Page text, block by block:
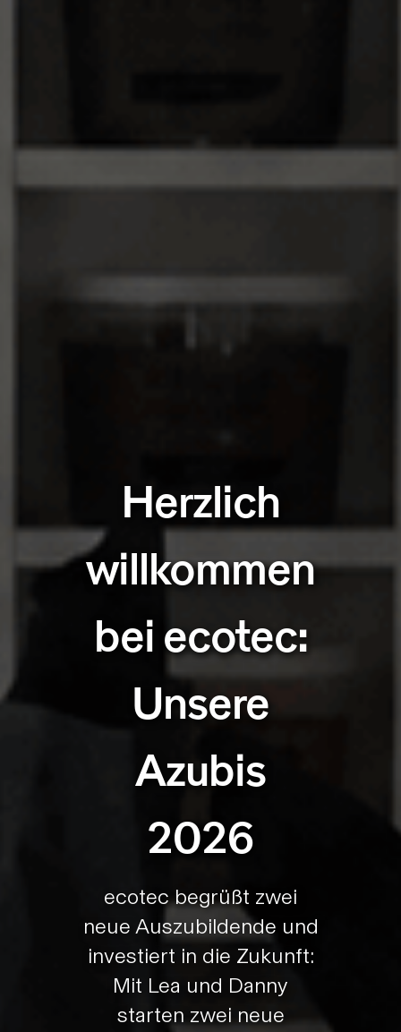
Herzlich
willkommen
bei ecotec:
Unsere
Azubis
2026
ecotec begrüßt zwei
neue Auszubildende und
investiert in die Zukunft:
Mit Lea und Danny
starten zwei neue